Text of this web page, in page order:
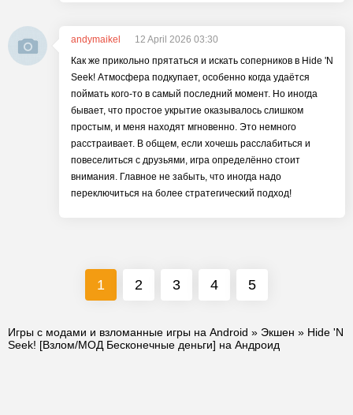
andymaikel
12 April 2026 03:30
Как же прикольно прятаться и искать соперников в Hide 'N
Seek! Атмосфера подкупает, особенно когда удаётся
поймать кого-то в самый последний момент. Но иногда
бывает, что простое укрытие оказывалось слишком
простым, и меня находят мгновенно. Это немного
расстраивает. В общем, если хочешь расслабиться и
повеселиться с друзьями, игра определённо стоит
внимания. Главное не забыть, что иногда надо
переключиться на более стратегический подход!
1 2 3 4 5
Игры с модами и взломанные игры на Android » Экшен » Hide 'N
Seek! [Взлом/МОД Бесконечные деньги] на Андроид